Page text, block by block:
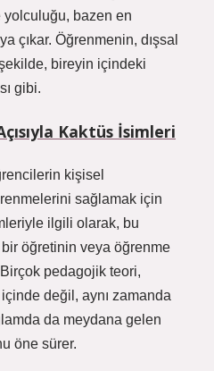
bazen en
çıkar. Öğrenmenin, dışsal
bireyin içindeki
gibi.
Kaktüs İsimleri
kişisel
sağlamak için
ilgili olarak, bu
öğretinin veya öğrenme
pedagojik teori,
değil, aynı zamanda
da meydana gelen
öne sürer.